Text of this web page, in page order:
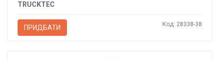
TRUCKTEC
ПРИДБАТИ Код: 28338-38